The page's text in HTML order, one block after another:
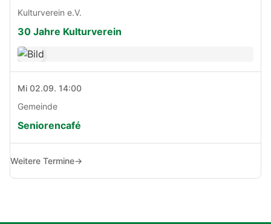
Kulturverein e.V.
30 Jahre Kulturverein
Mi 02.09. 14:00
Gemeinde
Seniorencafé
Weitere Termine→